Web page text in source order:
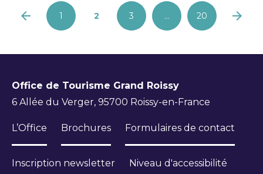
1 2 3 … 20
Office de Tourisme Grand Roissy
6 Allée du Verger, 95700 Roissy-en-France
L’Office Brochures Formulaires de contact
Inscription newsletter Niveau d'accessibilité